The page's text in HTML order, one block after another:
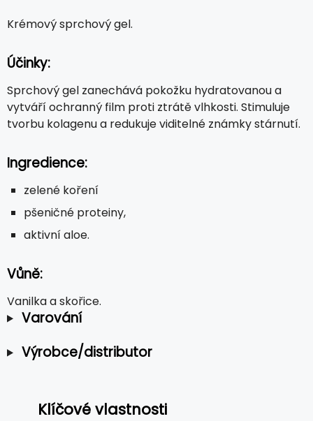
Krémový sprchový gel.
Účinky:
Sprchový gel zanechává pokožku hydratovanou a
vytváří ochranný film proti ztrátě vlhkosti. Stimuluje
tvorbu kolagenu a redukuje viditelné známky stárnutí.
Ingredience:
zelené koření
pšeničné proteiny,
aktivní aloe.
Vůně:
Vanilka a skořice.
Varování
Výrobce/distributor
Klíčové vlastnosti